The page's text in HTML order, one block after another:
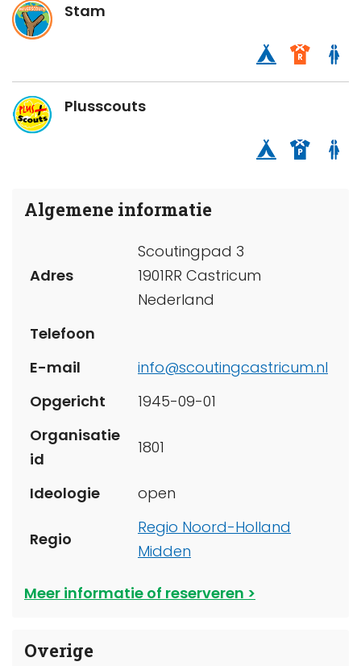
Stam
Plusscouts
Algemene informatie
Adres
Scoutingpad 3
1901RR Castricum
Nederland
Telefoon
E-mail
info@scoutingcastricum.nl
Opgericht
1945-09-01
Organisatie
id
1801
Ideologie open
Regio
Regio Noord-Holland
Midden
Meer informatie of reserveren
Overige